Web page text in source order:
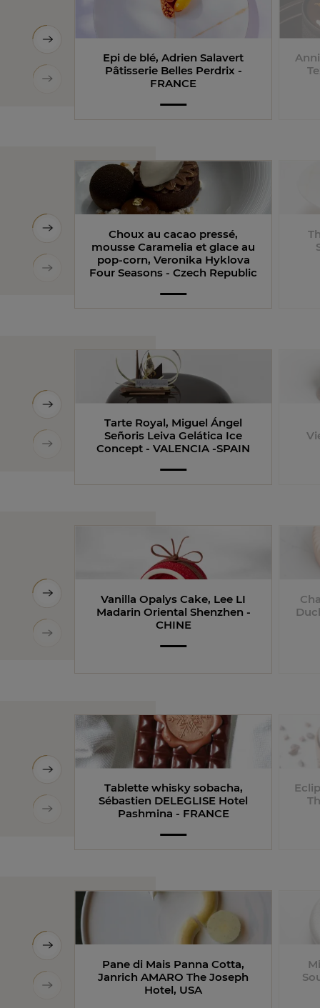
Epi de blé​, Adrien Salavert
Pâtisserie Belles Perdrix -
FRANCE
Choux au cacao pressé,
mousse Caramelia et glace au
pop-corn, Veronika Hyklova
Four Seasons - Czech Republic
Tarte Royal​, Miguel Ángel​
Señoris Leiva​ Gelática Ice
Concept - VALENCIA -SPAIN
Vanilla Opalys Cake, Lee LI
Madarin Oriental Shenzhen​ -
CHINE
Tablette whisky sobacha​,
Sébastien DELEGLISE Hotel
Pashmina - FRANCE
Pane di Mais Panna Cotta,
Janrich AMARO The Joseph
Hotel, USA